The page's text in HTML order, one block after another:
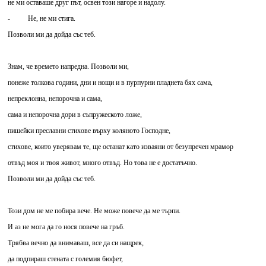
не ми оставаше друг път, освен този нагоре и надолу.
- Не, не ми стига.
Позволи ми да дойда със теб.
Знам, че времето напредна. Позволи ми,
понеже толкова години, дни и нощи и в пурпурни пладнета бях сама,
непреклонна, непорочна и сама,
сама и непорочна дори в съпружеското ложе,
пишейки преславни стихове върху коляното Господне,
стихове, които уверявам те, ще останат като изваяни от безупречен мрамор
отвъд моя и твоя живот, много отвъд. Но това не е достатъчно.
Позволи ми да дойда със теб.
Този дом не ме побира вече. Не може повече да ме търпи.
И аз не мога да го нося повече на гръб.
Трябва вечно да внимаваш, все да си нащрек,
да подпираш стената с големия бюфет,